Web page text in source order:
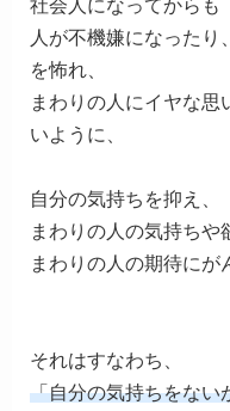
社会人になってからも
人が不機嫌になった
を怖れ、
まわりの人にイヤな思
いように、
自分の気持ちを抑え、
まわりの人の気持ちや
まわりの人の期待にが
それはすなわち、
「自分の気持ちをない